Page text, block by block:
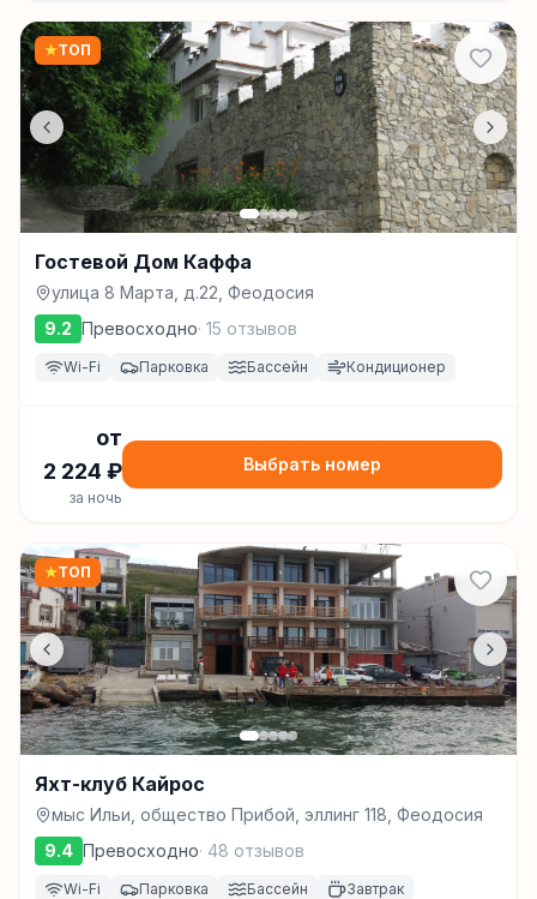
★ТОП
Гостевой Дом Каффа
улица 8 Марта, д.22, Феодосия
9.2 Превосходно· 15 отзывов
Wi-Fi Парковка Бассейн Кондиционер
от
2 224 ₽
за ночь
Выбрать номер
★ТОП
Яхт-клуб Кайрос
мыс Ильи, общество Прибой, эллинг 118, Феодосия
9.4 Превосходно· 48 отзывов
Wi-Fi Парковка Бассейн Завтрак